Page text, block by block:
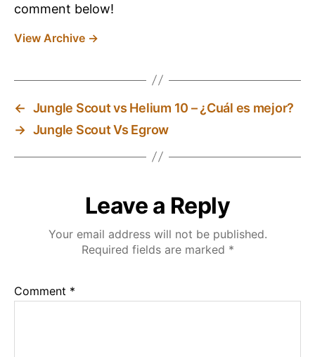
comment below!
View Archive →
← Jungle Scout vs Helium 10 – ¿Cuál es mejor?
→ Jungle Scout Vs Egrow
Leave a Reply
Your email address will not be published.
Required fields are marked *
Comment *